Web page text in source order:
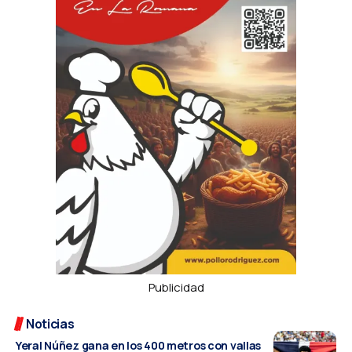
Publicidad
Noticias
Yeral Núñez gana en los 400 metros con vallas